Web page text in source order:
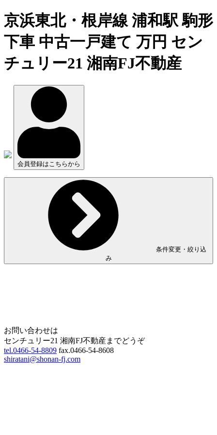
京浜東北・根岸線 浦和駅 駒形
下車 中古一戸建て 万円 セン
チュリー21 湘南FJ不動産
会員登録はこちらから
条件変更・絞り込
み
お問い合わせは
センチュリー21 湘南FJ不動産までどうぞ
tel.0466-54-8809 fax.0466-54-8608
shiratani@shonan-fj.com